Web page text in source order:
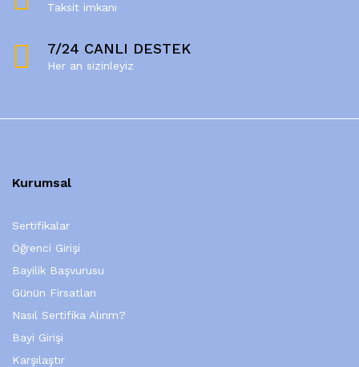
Taksit imkanı
7/24 CANLI DESTEK
Her an sizinleyiz
Kurumsal
Sertifikalar
Öğrenci Girişi
Bayilik Başvurusu
Günün Firsatları
Nasıl Sertifika Alırım?
Bayi Girişi
Karşılaştır